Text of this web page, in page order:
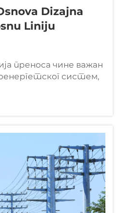
Dizajna
Liniju
преноса чине важан
систем,
електричне
удаљености. Ови
носе
електрана...